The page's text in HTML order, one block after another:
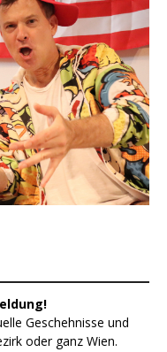
Geschehnisse und
oder ganz Wien.